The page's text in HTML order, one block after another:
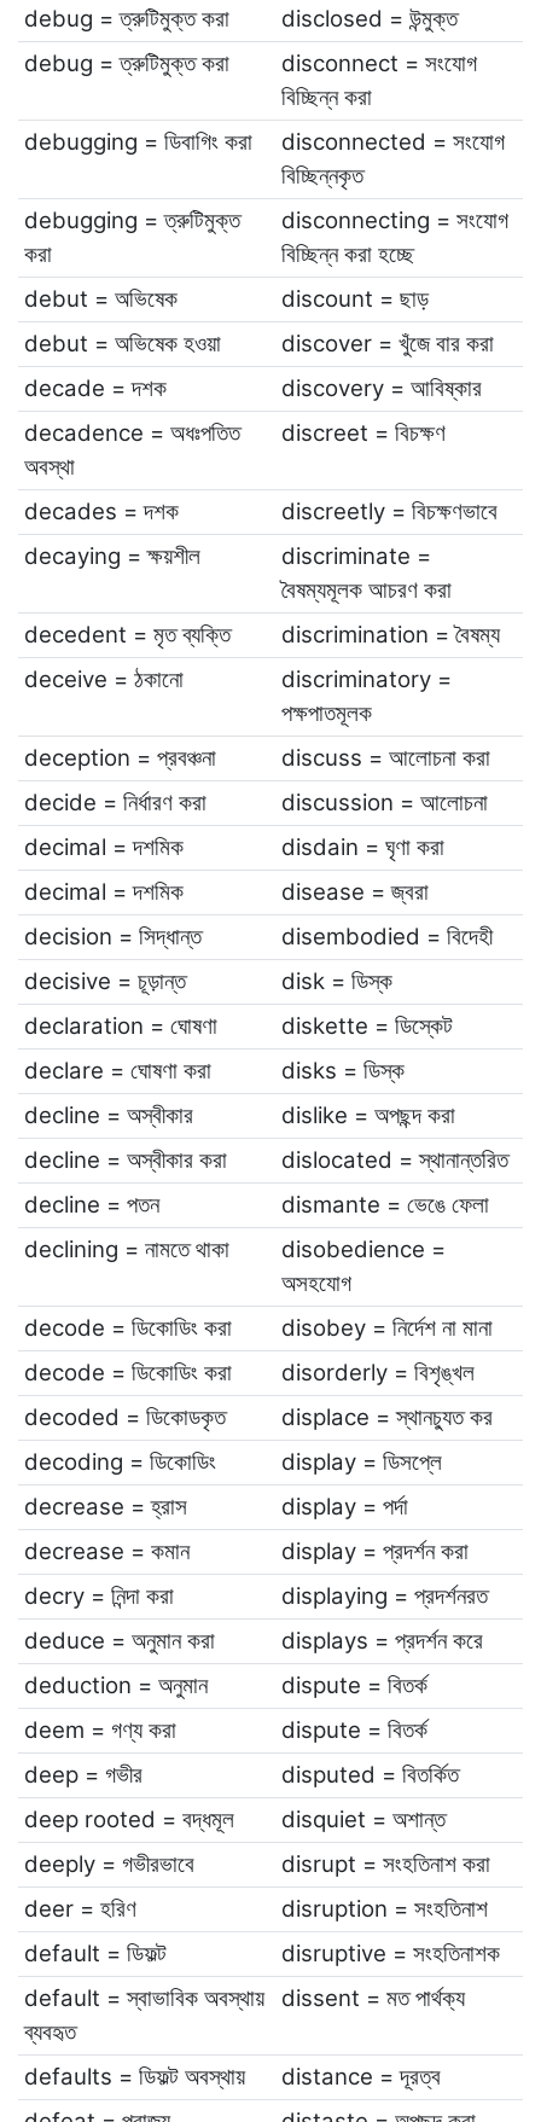
debug = ত্রুটিমুক্ত করা
disclosed = উন্মুক্ত
debug = ত্রুটিমুক্ত করা
disconnect = সংযোগ
বিচ্ছিন্ন করা
debugging = ডিবাগিং করা
disconnected = সংযোগ
বিচ্ছিন্নকৃত
debugging = ত্রুটিমুক্ত
করা
disconnecting = সংযোগ
বিচ্ছিন্ন করা হচ্ছে
debut = অভিষেক
discount = ছাড়
debut = অভিষেক হওয়া
discover = খুঁজে বার করা
decade = দশক
discovery = আবিষ্কার
decadence = অধঃপতিত
অবস্থা
discreet = বিচক্ষণ
decades = দশক
discreetly = বিচক্ষণভাবে
decaying = ক্ষয়শীল
discriminate =
বৈষম্যমূলক আচরণ করা
decedent = মৃত ব্যক্তি
discrimination = বৈষম্য
deceive = ঠকানো
discriminatory =
পক্ষপাতমূলক
deception = প্রবঞ্চনা
discuss = আলোচনা করা
decide = নির্ধারণ করা
discussion = আলোচনা
decimal = দশমিক
disdain = ঘৃণা করা
decimal = দশমিক
disease = জ্বরা
decision = সিদ্ধান্ত
disembodied = বিদেহী
decisive = চূড়ান্ত
disk = ডিস্ক
declaration = ঘোষণা
diskette = ডিস্কেট
declare = ঘোষণা করা
disks = ডিস্ক
decline = অস্বীকার
dislike = অপছন্দ করা
decline = অস্বীকার করা
dislocated = স্থানান্তরিত
decline = পতন
dismante = ভেঙে ফেলা
declining = নামতে থাকা
disobedience =
অসহযোগ
decode = ডিকোডিং করা
disobey = নির্দেশ না মানা
decode = ডিকোডিং করা
disorderly = বিশৃঙ্খল
decoded = ডিকোডকৃত
displace = স্থানচ্যুত কর
decoding = ডিকোডিং
display = ডিসপ্লে
decrease = হ্রাস
display = পর্দা
decrease = কমান
display = প্রদর্শন করা
decry = নিন্দা করা
displaying = প্রদর্শনরত
deduce = অনুমান করা
displays = প্রদর্শন করে
deduction = অনুমান
dispute = বিতর্ক
deem = গণ্য করা
dispute = বিতর্ক
deep = গভীর
disputed = বিতর্কিত
deep rooted = বদ্ধমূল
disquiet = অশান্ত
deeply = গভীরভাবে
disrupt = সংহতিনাশ করা
deer = হরিণ
disruption = সংহতিনাশ
default = ডিফল্ট
disruptive = সংহতিনাশক
default = স্বাভাবিক অবস্থায়
ব্যবহৃত
dissent = মত পার্থক্য
defaults = ডিফল্ট অবস্থায়
distance = দূরত্ব